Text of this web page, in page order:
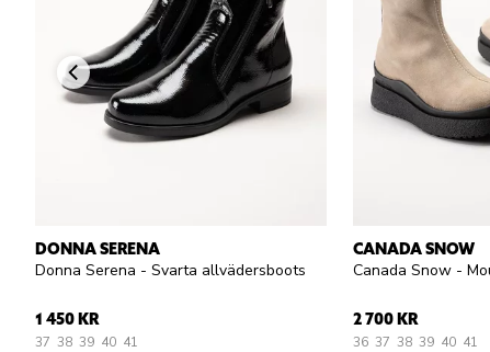
DONNA SERENA
Donna Serena - Svarta allvädersboots
1 450 KR
37 38 39 40 41
CANADA SNOW
2 700 KR
36 37 38 39 40 41